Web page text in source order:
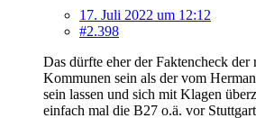
17. Juli 2022 um 12:12
#2.398
Das dürfte eher der Faktencheck der
Kommunen sein als der vom
sein lassen und sich mit Klagen
einfach mal die B27 o.ä. vor